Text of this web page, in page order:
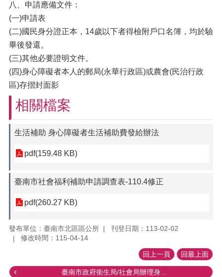
八、申請應備文件：
(一)申請表
(二)國民身分證正本，14歲以下者得檢附戶口名簿，均於驗
畢後發還。
(三)其他必要證明文件。
(四)身心障礙者本人的郵局(永華行政區)或農會(民治行政
區)存摺封面影
相關檔案
生活補助 身心障礙者生活補助費發給辦法
pdf(159.48 KB)
臺南市社會福利補助申請調查表-110.4修正
pdf(260.27 KB)
發布單位：臺南市北區區公所
刊登日期：113-02-02
修改時間：115-04-14
回上一頁 回最上面
臺南市政府衛生局/社會局辦理身...